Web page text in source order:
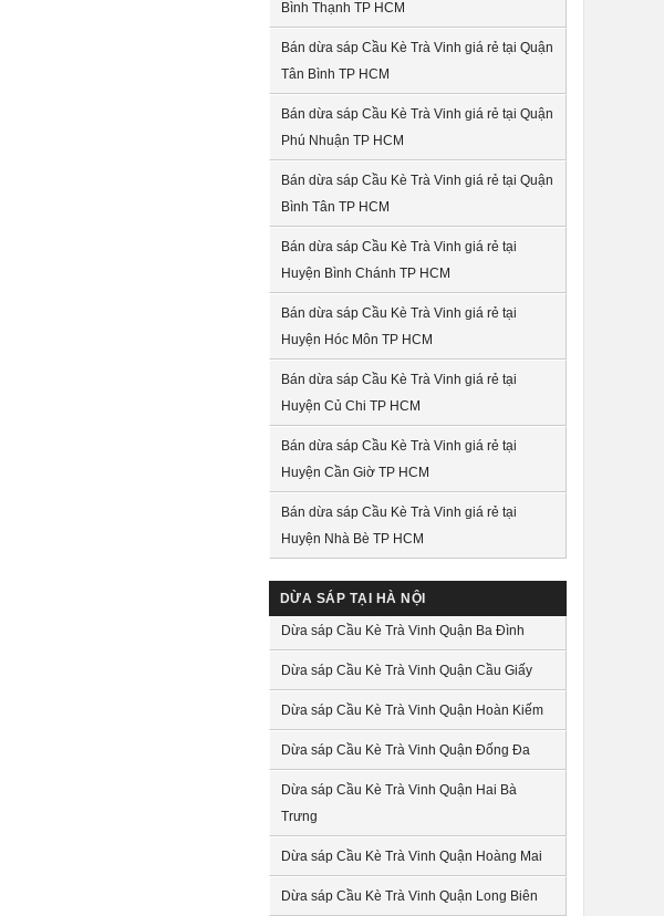
Bình Thạnh TP HCM
Bán dừa sáp Cầu Kè Trà Vinh giá rẻ tại Quận
Tân Bình TP HCM
Bán dừa sáp Cầu Kè Trà Vinh giá rẻ tại Quận
Phú Nhuận TP HCM
Bán dừa sáp Cầu Kè Trà Vinh giá rẻ tại Quận
Bình Tân TP HCM
Bán dừa sáp Cầu Kè Trà Vinh giá rẻ tại
Huyện Bình Chánh TP HCM
Bán dừa sáp Cầu Kè Trà Vinh giá rẻ tại
Huyện Hóc Môn TP HCM
Bán dừa sáp Cầu Kè Trà Vinh giá rẻ tại
Huyện Củ Chi TP HCM
Bán dừa sáp Cầu Kè Trà Vinh giá rẻ tại
Huyện Cần Giờ TP HCM
Bán dừa sáp Cầu Kè Trà Vinh giá rẻ tại
Huyện Nhà Bè TP HCM
DỪA SÁP TẠI HÀ NỘI
Dừa sáp Cầu Kè Trà Vinh Quận Ba Đình
Dừa sáp Cầu Kè Trà Vinh Quận Cầu Giấy
Dừa sáp Cầu Kè Trà Vinh Quận Hoàn Kiếm
Dừa sáp Cầu Kè Trà Vinh Quận Đống Đa
Dừa sáp Cầu Kè Trà Vinh Quận Hai Bà
Trưng
Dừa sáp Cầu Kè Trà Vinh Quận Hoàng Mai
Dừa sáp Cầu Kè Trà Vinh Quận Long Biên